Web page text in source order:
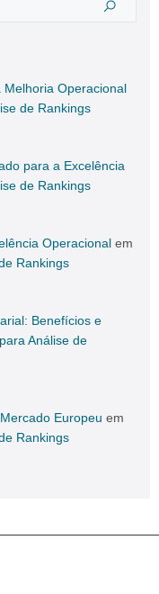
Melhoria Operacional
de Rankings
para a Excelência
de Rankings
Operacional em
Rankings
Benefícios e
Análise de
Europeu em
Rankings